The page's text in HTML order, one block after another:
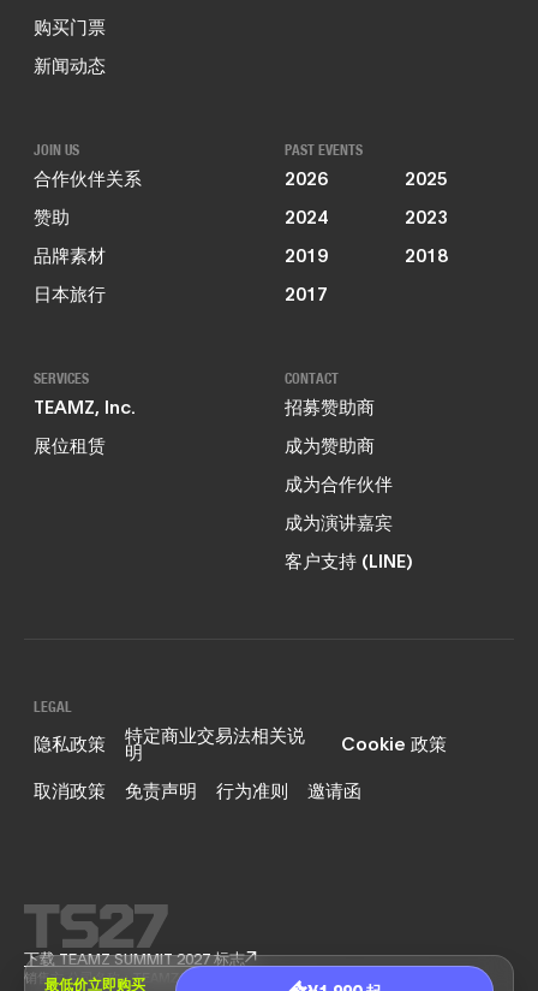
最低价立即购买
购买门票
新闻动态
JOIN US
合作伙伴关系
赞助
品牌素材
日本旅行
PAST EVENTS
2026
2025
2024
2023
2019
2018
2017
SERVICES
TEAMZ, Inc.
展位租赁
CONTACT
招募赞助商
成为赞助商
成为合作伙伴
成为演讲嘉宾
客户支持 (LINE)
LEGAL
隐私政策 特定商业交易法相关说
明
Cookie 政策
取消政策
免责声明 行为准则 邀请函
下载 TEAMZ SUMMIT 2027 标志
销售方 公司名称：TEAMZ, Inc.